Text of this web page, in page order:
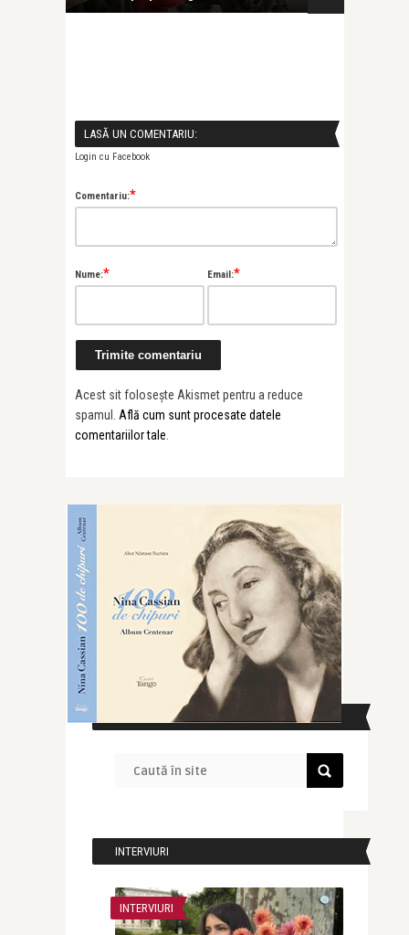
LASĂ UN COMENTARIU:
Login cu Facebook
Comentariu:*
Nume:* Email:*
Acest sit folosește Akismet pentru a reduce
spamul. Află cum sunt procesate datele
comentariilor tale.
CAUTĂ ÎN SITE
INTERVIURI
INTERVIURI